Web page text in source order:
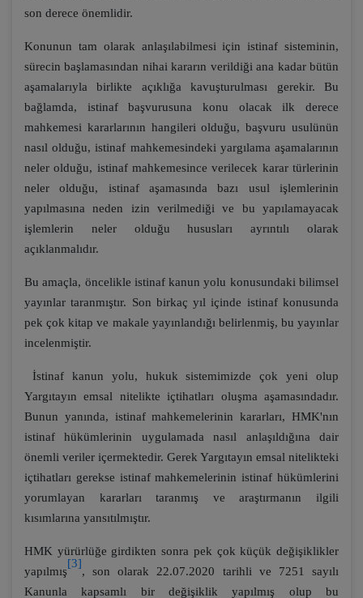
son derece önemlidir.
Konunun tam olarak anlaşılabilmesi için istinaf sisteminin,
sürecin başlamasından nihai kararın verildiği ana kadar bütün
aşamalarıyla birlikte açıklığa kavuşturulması gerekir. Bu
bağlamda, istinaf başvurusuna konu olacak ilk derece
mahkemesi kararlarının hangileri olduğu, başvuru usulünün
nasıl olduğu, istinaf mahkemesindeki yargılama aşamalarının
neler olduğu, istinaf mahkemesince verilecek karar türlerinin
neler olduğu, istinaf aşamasında bazı usul işlemlerinin
yapılmasına neden izin verilmediği ve bu yapılamayacak
işlemlerin neler olduğu hususları ayrıntılı olarak
açıklanmalıdır.
Bu amaçla, öncelikle istinaf kanun yolu konusundaki bilimsel
yayınlar taranmıştır. Son birkaç yıl içinde istinaf konusunda
pek çok kitap ve makale yayınlandığı belirlenmiş, bu yayınlar
incelenmiştir.
İstinaf kanun yolu, hukuk sistemimizde çok yeni olup
Yargıtayın emsal nitelikte içtihatları oluşma aşamasındadır.
Bunun yanında, istinaf mahkemelerinin kararları, HMK'nın
istinaf hükümlerinin uygulamada nasıl anlaşıldığına dair
önemli veriler içermektedir. Gerek Yargıtayın emsal nitelikteki
içtihatları gerekse istinaf mahkemelerinin istinaf hükümlerini
yorumlayan kararları taranmış ve araştırmanın ilgili
kısımlarına yansıtılmıştır.
HMK yürürlüğe girdikten sonra pek çok küçük değişiklikler
yapılmış
[3]
, son olarak 22.07.2020 tarihli ve 7251 sayılı
Kanunla kapsamlı bir değişiklik yapılmış olup bu